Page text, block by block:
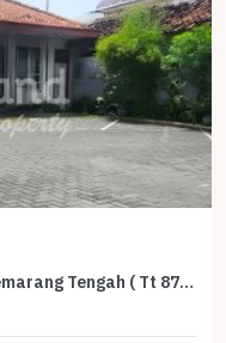
Ruang Usaha di Daerah Sekayu , Semarang Tengah ( Tt 8796 )